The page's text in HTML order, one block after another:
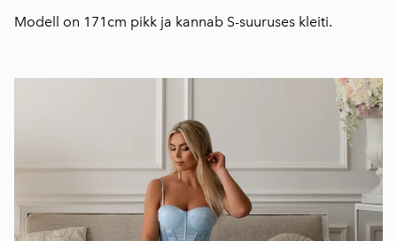
Modell on 171cm pikk ja kannab S-suuruses kleiti.